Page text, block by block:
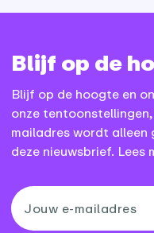
Blijf op de
Blijf op de hoogte en
onze
mailadres wordt alleen
deze nieuwsbrief. Lees